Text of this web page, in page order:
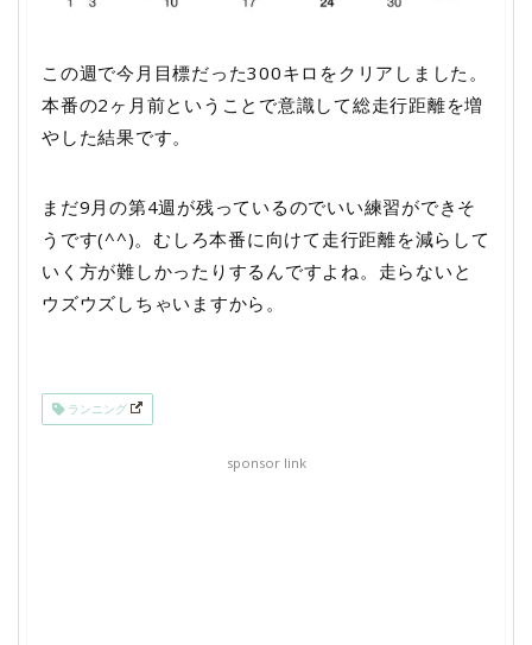
この週で今月目標だった300キロをクリアしました。
本番の2ヶ月前ということで意識して総走行距離を増
やした結果です。
まだ9月の第4週が残っているのでいい練習ができそ
うです(^^)。むしろ本番に向けて走行距離を減らして
いく方が難しかったりするんですよね。走らないと
ウズウズしちゃいますから。
ランニング
sponsor link